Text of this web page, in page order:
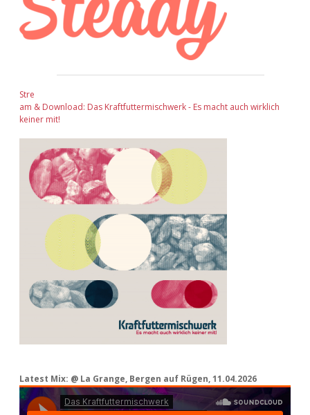
Stre
am & Download: Das Kraftfuttermischwerk - Es macht auch wirklich
keiner mit!
Latest Mix: @ La Grange, Bergen auf Rügen, 11.04.2026